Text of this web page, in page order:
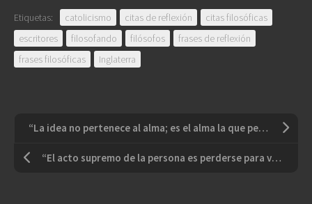
Etiquetas: catolicismo citas de reflexión
citas filosóficas
escritores
filosofando filósofos
frases de reflexión
frases filosóficas
Inglaterra
“La idea no pertenece al alma; es el alma la que pertenece a la idea”
“El acto supremo de la persona es perderse para volverse a encontrar”